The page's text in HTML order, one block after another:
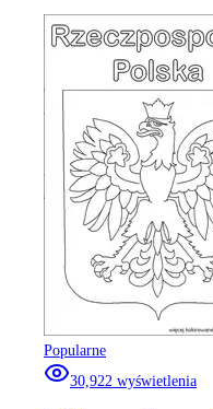
Popularne
30,922 wyświetlenia